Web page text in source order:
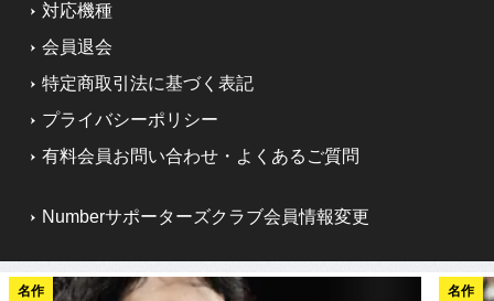
対応機種
会員退会
特定商取引法に基づく表記
プライバシーポリシー
有料会員お問い合わせ・よくあるご質問
Numberサポーターズクラブ会員情報変更
名作 名作